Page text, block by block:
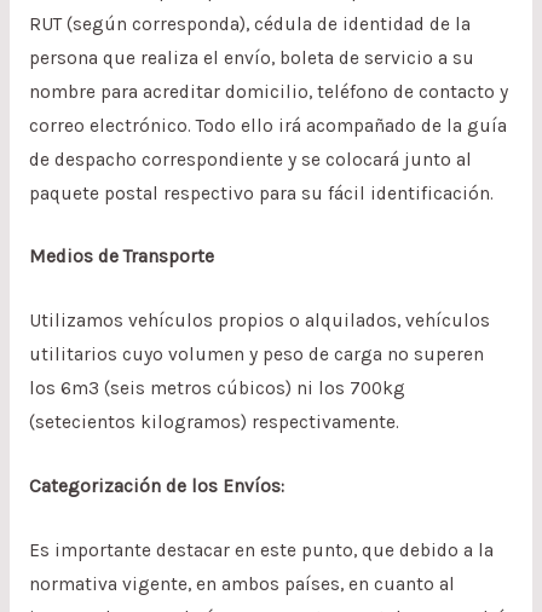
RUT (según corresponda), cédula de identidad de la
persona que realiza el envío, boleta de servicio a su
nombre para acreditar domicilio, teléfono de contacto y
correo electrónico. Todo ello irá acompañado de la guía
de despacho correspondiente y se colocará junto al
paquete postal respectivo para su fácil identificación.
Medios de Transporte
Utilizamos vehículos propios o alquilados, vehículos
utilitarios cuyo volumen y peso de carga no superen
los 6m3 (seis metros cúbicos) ni los 700kg
(setecientos kilogramos) respectivamente.
Categorización de los Envíos:
Es importante destacar en este punto, que debido a la
normativa vigente, en ambos países, en cuanto al